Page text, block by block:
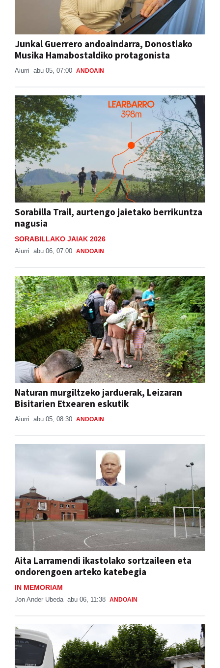
Junkal Guerrero andoaindarra, Donostiako
Musika Hamabostaldiko protagonista
Aiurri abu 05, 07:00 ANDOAIN
Sorabilla Trail, aurtengo jaietako berrikuntza
nagusia
SORABILLAKO JAIAK 2026
Aiurri abu 06, 07:00 ANDOAIN
Naturan murgiltzeko jarduerak, Leizaran
Bisitarien Etxearen eskutik
Aiurri abu 05, 08:30 ANDOAIN
Aita Larramendi ikastolako sortzaileen eta
ondorengoen arteko katebegia
IN MEMORIAM
Jon Ander Ubeda abu 06, 11:38 ANDOAIN